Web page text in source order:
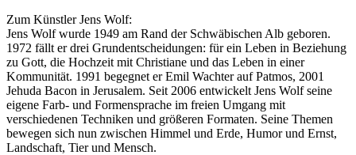
Zum Künstler Jens Wolf:
Jens Wolf wurde 1949 am Rand der Schwäbischen Alb geboren.
1972 fällt er drei Grundentscheidungen: für ein Leben in Beziehung
zu Gott, die Hochzeit mit Christiane und das Leben in einer
Kommunität. 1991 begegnet er Emil Wachter auf Patmos, 2001
Jehuda Bacon in Jerusalem. Seit 2006 entwickelt Jens Wolf seine
eigene Farb- und Formensprache im freien Umgang mit
verschiedenen Techniken und größeren Formaten. Seine Themen
bewegen sich nun zwischen Himmel und Erde, Humor und Ernst,
Landschaft, Tier und Mensch.